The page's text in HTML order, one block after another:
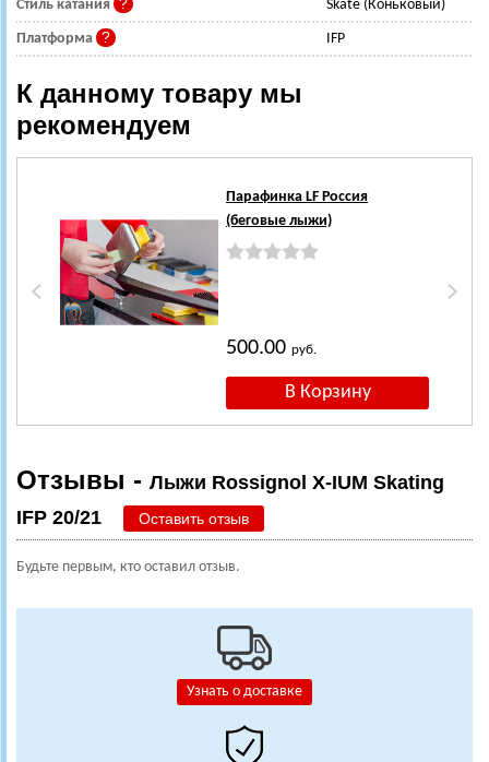
Узнать о доставке
Стиль катания Skate (Коньковый)
Платформа IFP
К данному товару мы
рекомендуем
Парафинка LF Россия
(беговые лыжи)
500.00руб.
Отзывы - Лыжи Rossignol X-IUM Skating
IFP 20/21
Оставить отзыв
Будьте первым, кто оставил отзыв.